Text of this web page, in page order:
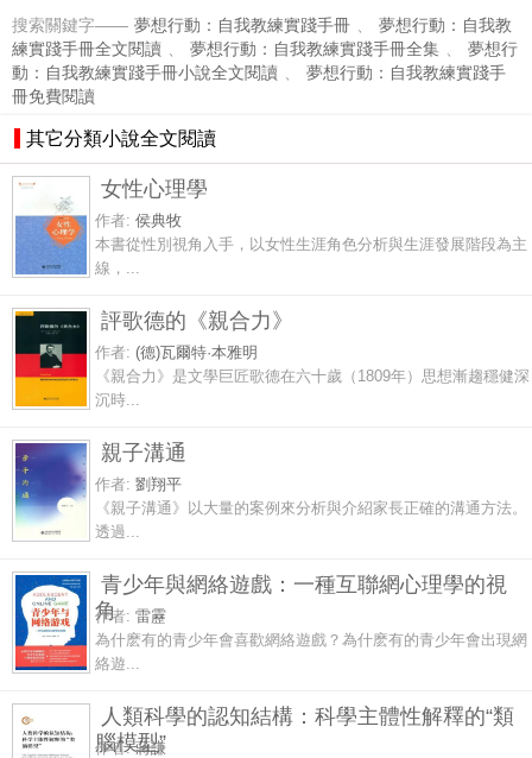
搜索關鍵字—— 夢想行動：自我教練實踐手冊 、
夢想行動：自我教
練實踐手冊全文閱讀 、 夢想行動：自我教練實踐手冊全集 、
夢想行
動：自我教練實踐手冊小說全文閱讀 、
夢想行動：自我教練實踐手
冊免費閱讀
其它分類小說全文閱讀
女性心理學
作者: 侯典牧
本書從性別視角入手，以女性生涯角色分析與生涯發展階段為主
線，...
評歌德的《親合力》
作者: (德)瓦爾特·本雅明
《親合力》是文學巨匠歌德在六十歲（1809年）思想漸趨穩健深
沉時...
親子溝通
作者: 劉翔平
《親子溝通》以大量的案例來分析與介紹家長正確的溝通方法。
透過...
青少年與網絡遊戲：一種互聯網心理學的視
角
作者: 雷靂
為什麽有的青少年會喜歡網絡遊戲？為什麽有的青少年會出現網
絡遊...
人類科學的認知結構：科學主體性解釋的“類
腦模型”
作者:蔣謙